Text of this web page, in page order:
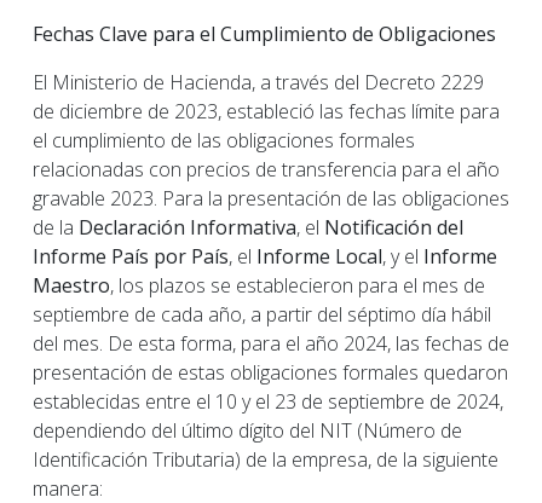
Fechas Clave para el Cumplimiento de Obligaciones
El Ministerio de Hacienda, a través del Decreto 2229
de diciembre de 2023, estableció las fechas límite para
el cumplimiento de las obligaciones formales
relacionadas con precios de transferencia para el año
gravable 2023. Para la presentación de las obligaciones
de la Declaración Informativa, el Notificación del
Informe País por País, el Informe Local, y el Informe
Maestro, los plazos se establecieron para el mes de
septiembre de cada año, a partir del séptimo día hábil
del mes. De esta forma, para el año 2024, las fechas de
presentación de estas obligaciones formales quedaron
establecidas entre el 10 y el 23 de septiembre de 2024,
dependiendo del último dígito del NIT (Número de
Identificación Tributaria) de la empresa, de la siguiente
manera: